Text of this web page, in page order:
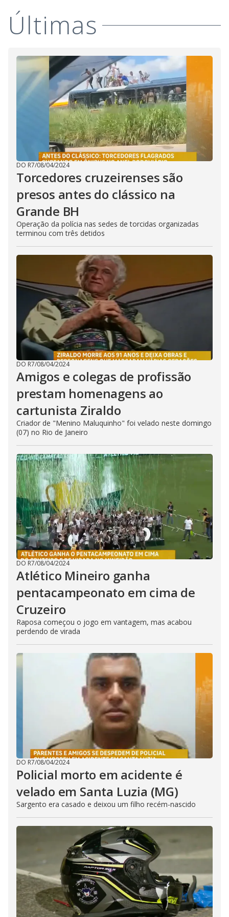
i
d
e
o
Últimas
DO R7/08/04/2024
Torcedores cruzeirenses são
presos antes do clássico na
Grande BH
Operação da polícia nas sedes de torcidas organizadas
terminou com três detidos
DO R7/08/04/2024
Amigos e colegas de profissão
prestam homenagens ao
cartunista Ziraldo
Criador de "Menino Maluquinho" foi velado neste domingo
(07) no Rio de Janeiro
DO R7/08/04/2024
Atlético Mineiro ganha
pentacampeonato em cima de
Cruzeiro
Raposa começou o jogo em vantagem, mas acabou
perdendo de virada
DO R7/08/04/2024
Policial morto em acidente é
velado em Santa Luzia (MG)
Sargento era casado e deixou um filho recém-nascido